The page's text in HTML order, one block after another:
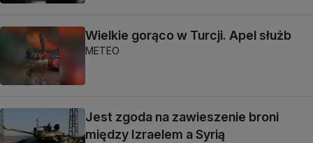
Wielkie gorąco w Turcji. Apel służb
METEO
Jest zgoda na zawieszenie broni
między Izraelem a Syrią